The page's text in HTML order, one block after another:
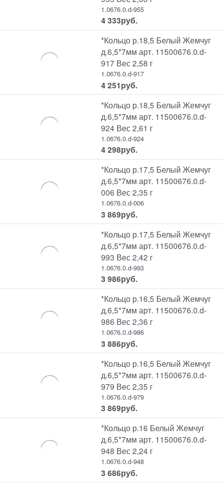
1.0676.0.d-955
4 333руб.
*Кольцо р.18,5 Белый Жемчуг
д.6,5*7мм арт. 11500676.0.d-
917 Вес 2,58 г
1.0676.0.d-917
4 251руб.
*Кольцо р.18,5 Белый Жемчуг
д.6,5*7мм арт. 11500676.0.d-
924 Вес 2,61 г
1.0676.0.d-924
4 298руб.
*Кольцо р.17,5 Белый Жемчуг
д.6,5*7мм арт. 11500676.0.d-
006 Вес 2,35 г
1.0676.0.d-006
3 869руб.
*Кольцо р.17,5 Белый Жемчуг
д.6,5*7мм арт. 11500676.0.d-
993 Вес 2,42 г
1.0676.0.d-993
3 986руб.
*Кольцо р.16,5 Белый Жемчуг
д.6,5*7мм арт. 11500676.0.d-
986 Вес 2,36 г
1.0676.0.d-986
3 886руб.
*Кольцо р.16,5 Белый Жемчуг
д.6,5*7мм арт. 11500676.0.d-
979 Вес 2,35 г
1.0676.0.d-979
3 869руб.
*Кольцо р.16 Белый Жемчуг
д.6,5*7мм арт. 11500676.0.d-
948 Вес 2,24 г
1.0676.0.d-948
3 686руб.